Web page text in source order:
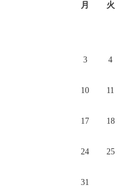
月 火
3 4
10 11
17 18
24 25
31